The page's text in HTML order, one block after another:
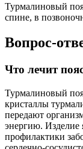
Турмалиновый
спине, в
Вопрос-
Что лечит
Турмалиновый
кристаллы
передают
энергию. Изделие
профилактики